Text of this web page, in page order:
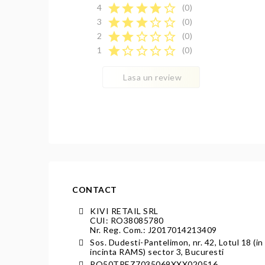
4 starstarstarstarstar_border
(0)
3
starstarstarstar_borderstar_border
(0)
2
starstarstar_borderstar_borderstar_border
(0)
1
starstar_borderstar_borderstar_borderstar_border (0)
Lasa un review
CONTACT
KIVI RETAIL SRL
CUI: RO38085780
Nr. Reg. Com.: J2017014213409
Sos. Dudesti-Pantelimon, nr. 42, Lotul 18 (in
incinta RAMS) sector 3, Bucuresti